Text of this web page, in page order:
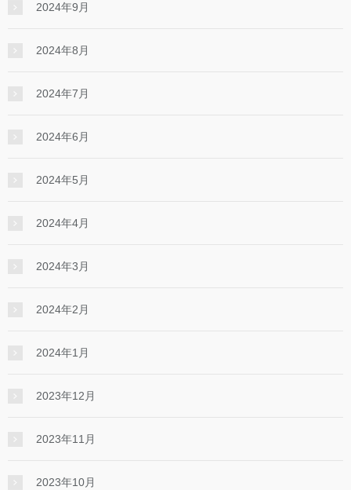
2024年9月
2024年8月
2024年7月
2024年6月
2024年5月
2024年4月
2024年3月
2024年2月
2024年1月
2023年12月
2023年11月
2023年10月